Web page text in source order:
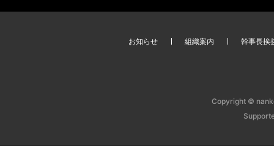
お知らせ 組織案内 幹事長挨
Copyright ©